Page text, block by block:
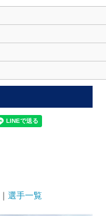
｜ 選手一覧